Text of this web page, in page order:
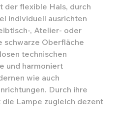
der flexible Hals, durch
individuell ausrichten
, Atelier- oder
schwarze Oberfläche
technischen
und harmoniert
wie auch
Durch ihre
Lampe zugleich dezent